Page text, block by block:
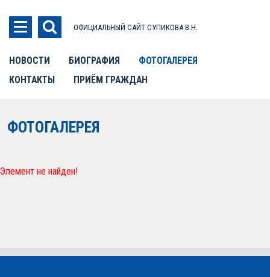
ОФИЦИАЛЬНЫЙ САЙТ СУПИКОВА В.Н.
НОВОСТИ БИОГРАФИЯ
ФОТОГАЛЕРЕЯ
КОНТАКТЫ
ПРИЁМ ГРАЖДАН
ФОТОГАЛЕРЕЯ
Элемент не найден!